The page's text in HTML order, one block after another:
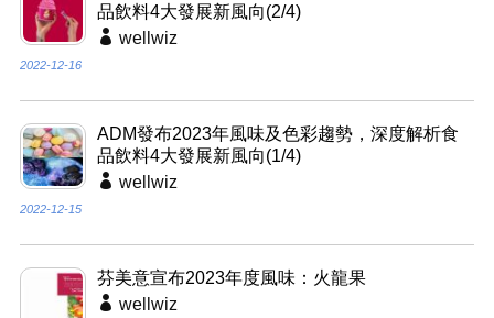
品飲料4大發展新風向(2/4)
wellwiz
2022-12-16
ADM發布2023年風味及色彩趨勢，深度解析食
品飲料4大發展新風向(1/4)
wellwiz
2022-12-15
芬美意宣布2023年度風味：火龍果
wellwiz